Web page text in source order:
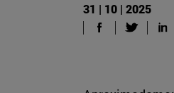
31 | 10 | 2025